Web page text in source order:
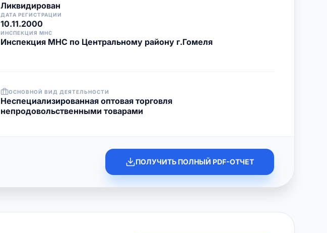
Ликвидирован
ДАТА РЕГИСТРАЦИИ
10.11.2000
ИНСПЕКЦИЯ МНС
Инспекция МНС по Центральному району г.Гомеля
ОСНОВНОЙ ВИД ДЕЯТЕЛЬНОСТИ
Неспециализированная оптовая торговля
непродовольственными товарами
ПОЛУЧИТЬ ПОЛНЫЙ PDF-ОТЧЕТ